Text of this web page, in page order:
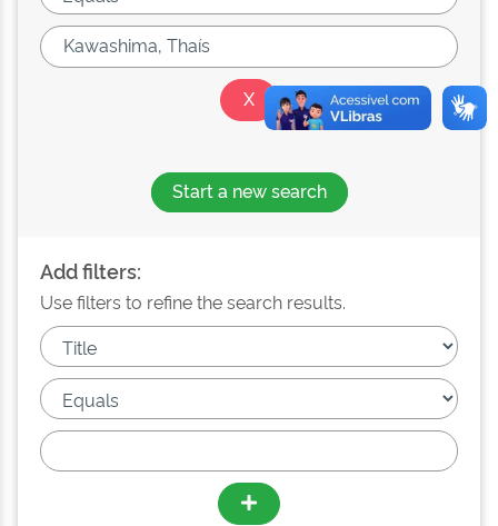
Start a new search
Add filters:
Use filters to refine the search results.